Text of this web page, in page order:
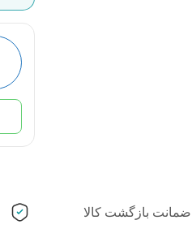
ضمانت بازگشت کالا